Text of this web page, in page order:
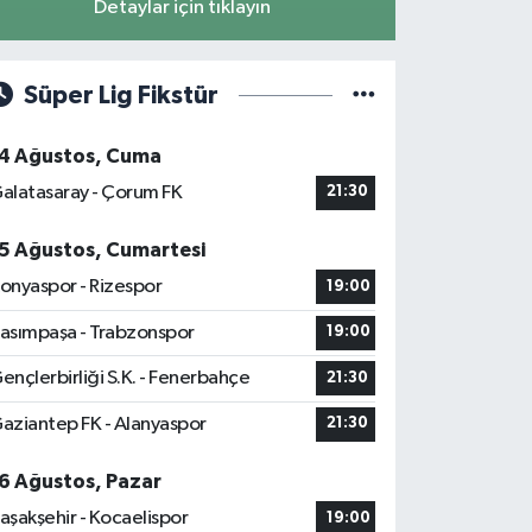
Detaylar için tıklayın
Süper Lig Fikstür
Ağustos, Cuma
- Çorum FK
21:30
Ağustos, Cumartesi
- Rizespor
19:00
- Trabzonspor 19:00
S.K. - Fenerbahçe 21:30
FK - Alanyaspor 21:30
Ağustos, Pazar
- Kocaelispor
19:00